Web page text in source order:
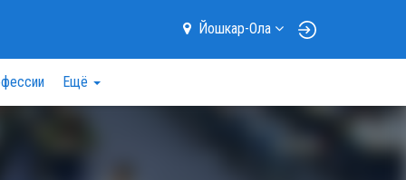
Йошкар-Ола
Ещё